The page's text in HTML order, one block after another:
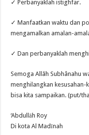
✓ Perbanyaklah istighfar.
✓ Manfaatkan waktu dan
mengamalkan amalan-
✓ Dan perbanyaklah
Semoga Allãh Subhânahu
menghilangkan kesusahan-
bisa kita sampaikan. (put/
‘Abdullāh Roy
Di kota Al Madīnah